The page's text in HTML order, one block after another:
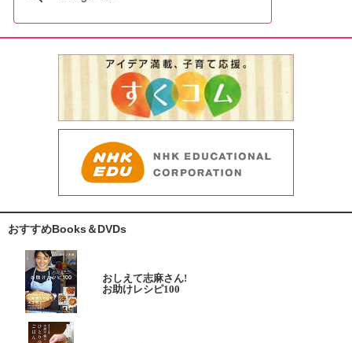
おすすめBooks＆DVDs
おしえて志麻さん!
お助けレシピ100